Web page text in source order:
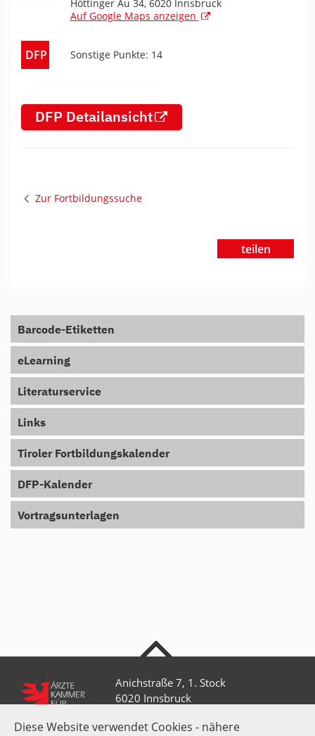
Diese Website verwendet Cookies - nähere
Höttinger Au 34, 6020 Innsbruck
Auf Google Maps anzeigen
DFP Sonstige Punkte: 14
DFP Detailansicht
Zur Fortbildungssuche
teilen
Barcode-Etiketten
eLearning
Literaturservice
Links
Tiroler Fortbildungskalender
DFP-Kalender
Vortragsunterlagen
Anichstraße 7, 1. Stock
6020 Innsbruck